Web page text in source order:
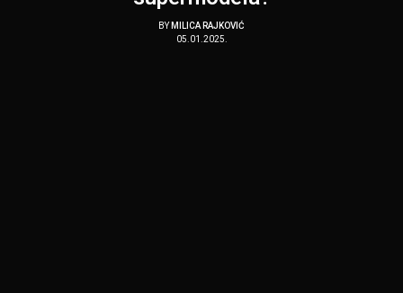
BY MILICA RAJKOVIĆ
05.01.2025.